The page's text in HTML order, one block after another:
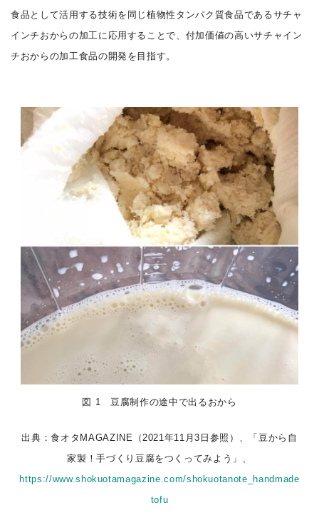
食品として活用する技術を同じ植物性タンパク質食品であるサチャ
インチおからの加工に応用することで、付加価値の高いサチャイン
チおからの加工食品の開発を目指す。
図 1 豆腐制作の途中で出るおから
出典：食オタMAGAZINE（2021年11月3日参照）、「豆から自
家製！手づくり豆腐をつくってみよう」、
https://www.shokuotamagazine.com/shokuotanote_handmade
tofu